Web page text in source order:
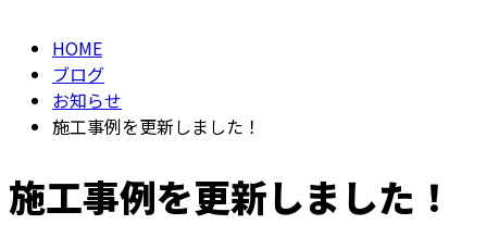
HOME
ブログ
お知らせ
施工事例を更新しました！
施工事例を更新しました！